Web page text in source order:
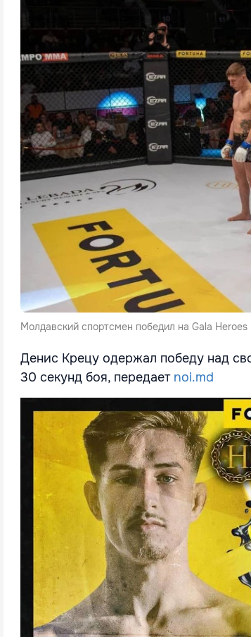
Молдавский спортсмен победил на Gala Heroes
Денис Крецу одержал победу над
30 секунд боя, передает noi.md